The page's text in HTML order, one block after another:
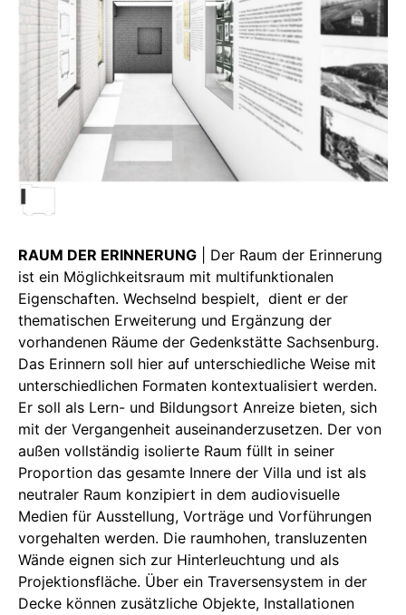
RAUM DER ERINNERUNG | Der Raum der Erinnerung
ist ein Möglichkeitsraum mit multifunktionalen
Eigenschaften. Wechselnd bespielt, dient er der
thematischen Erweiterung und Ergänzung der
vorhandenen Räume der Gedenkstätte Sachsenburg.
Das Erinnern soll hier auf unterschiedliche Weise mit
unterschiedlichen Formaten kontextualisiert werden.
Er soll als Lern- und Bildungsort Anreize bieten, sich
mit der Vergangenheit auseinanderzusetzen. Der von
außen vollständig isolierte Raum füllt in seiner
Proportion das gesamte Innere der Villa und ist als
neutraler Raum konzipiert in dem audiovisuelle
Medien für Ausstellung, Vorträge und Vorführungen
vorgehalten werden. Die raumhohen, transluzenten
Wände eignen sich zur Hinterleuchtung und als
Projektionsfläche. Über ein Traversensystem in der
Decke können zusätzliche Objekte, Installationen